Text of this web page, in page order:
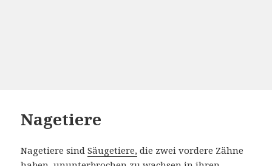
Nagetiere
Nagetiere sindSäugetiere, die zwei vordere Zähne